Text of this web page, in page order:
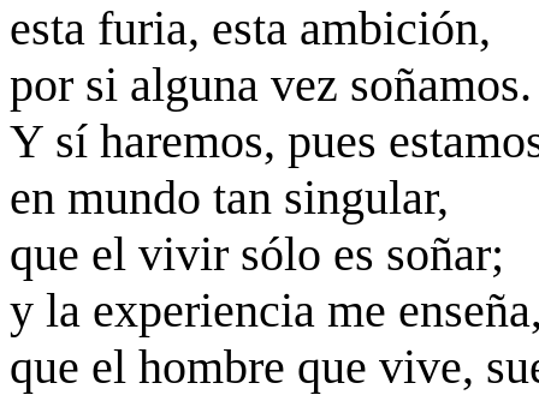
esta furia, esta ambición,
por si alguna vez soñamos.
Y sí haremos, pues
en mundo tan singular,
que el vivir sólo es soñar;
y la experiencia me
que el hombre que vive,